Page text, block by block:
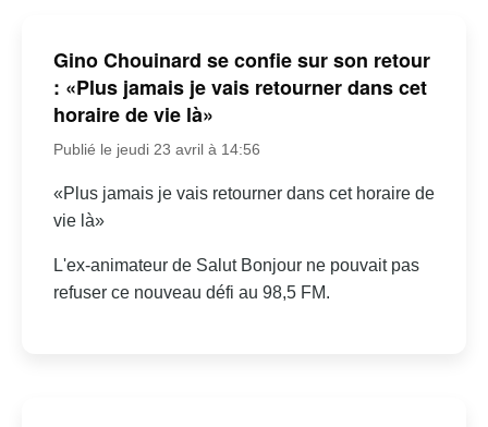
Gino Chouinard se confie sur son retour
: «Plus jamais je vais retourner dans cet
horaire de vie là»
Publié le jeudi 23 avril à 14:56
«Plus jamais je vais retourner dans cet horaire de
vie là»
L'ex-animateur de Salut Bonjour ne pouvait pas
refuser ce nouveau défi au 98,5 FM.